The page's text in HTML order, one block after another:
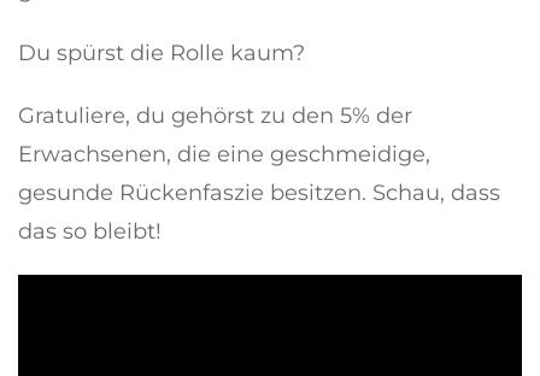
Du spürst die Rolle kaum?
Gratuliere, du gehörst zu den 5% der
Erwachsenen, die eine geschmeidige,
gesunde Rückenfaszie besitzen. Schau, dass
das so bleibt!